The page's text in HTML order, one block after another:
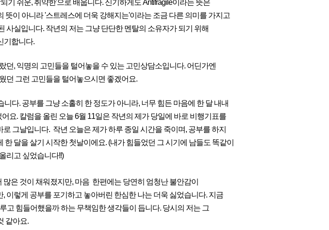
기 쉬운, 취약한'으로 배웁니다. 신기하게도 Antifragile이라는 뜻은
뜻이 아니라 '스트레스에 더욱 강해지는'이라는 조금 다른 의미를 가지고
사실입니다. 작년의 저는 그냥 단단한 멘탈의 소유자가 되기 위해
기합니다.
던, 익명의 고민들을 털어놓을 수 있는 고민상담소입니다. 어딘가엔
던 그런 고민들을 털어놓으시면 좋겠어요.
다. 공부를 그냥 소홀히 한 정도가 아니라, 너무 힘든 마음에 한 달 내내
요. 칼럼을 올린 오늘 6월 11일은 작년의 제가 당일에 바로 비행기표를
그날입니다. 작년 오늘은 제가 하루 종일 시간을 죽이며, 공부를 하지
한 달을 살기 시작한 첫날이에요. (내가 힘들었던 그 시기에 남들도 똑같이
리고 싶었습니다!!)
은 것이 채워졌지만, 마음 한편에는 당연히 엄청난 불안감이
이렇게 공부를 포기하고 놓아버린 한심한 나는 더욱 싫었습니다. 지금
고 힘들어했을까 하는 무책임한 생각들이 듭니다. 당시의 저는 그
같아요.